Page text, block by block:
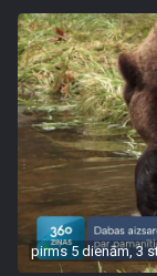
pirms 5 dienām, 3